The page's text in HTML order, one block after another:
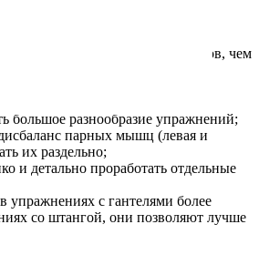
с гантелями:
больше мышц стабилизаторов, чем
и сухожилия более гибкими, а
большое разнообразие упражнений;
парных мышц (левая и
их раздельно;
и детально проработать отдельные
упражнениях с гантелями более
со штангой, они позволяют лучше